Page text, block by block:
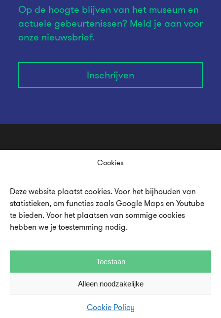
Cookies
Deze website plaatst cookies. Voor het bijhouden van
statistieken, om functies zoals Google Maps en Youtube
te bieden. Voor het plaatsen van sommige cookies
hebben we je toestemming nodig.
Toestaan
Alleen noodzakelijke
Cookie Policy
Op de hoogte blijven van het museum en
actuele gebeurtenissen? Meld je aan voor
onze nieuwsbrief.
Inschrijven
Over UMU
Vacatures en stages
Disclaimer en privacystatement